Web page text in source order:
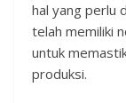
hal yang perlu
telah memiliki
untuk
produksi.